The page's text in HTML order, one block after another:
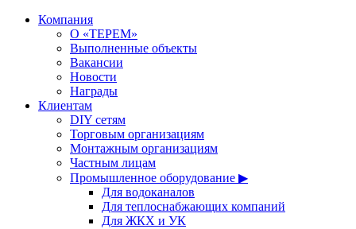
Компания
О «ТЕРЕМ»
Выполненные объекты
Вакансии
Новости
Награды
Клиентам
DIY сетям
Торговым организациям
Монтажным организациям
Частным лицам
Промышленное оборудование ▶
Для водоканалов
Для теплоснабжающих компаний
Для ЖКХ и УК